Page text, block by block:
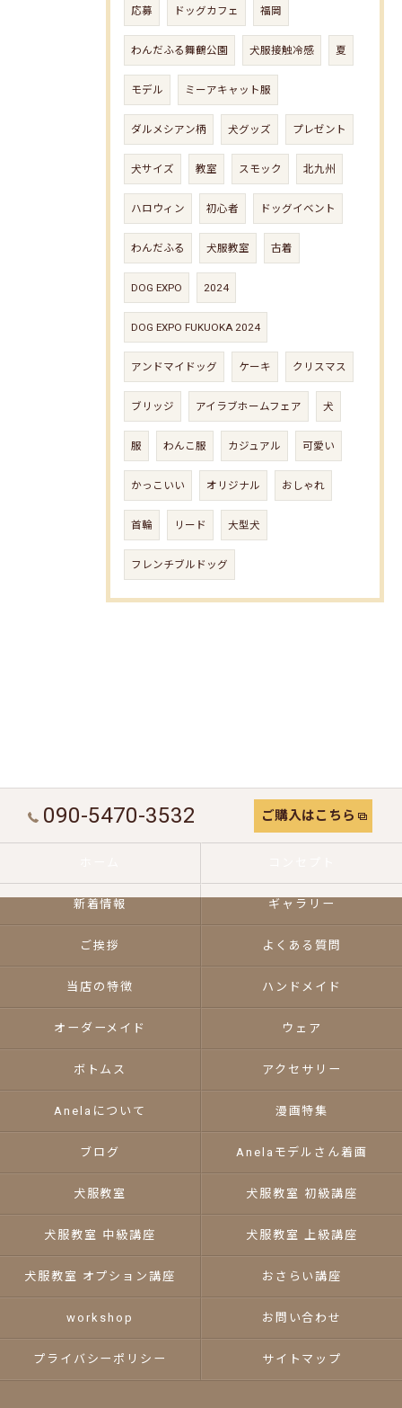
応募 ドッグカフェ 福岡
わんだふる舞鶴公園 犬服接触冷感 夏
モデル ミーアキャット服
ダルメシアン柄 犬グッズ プレゼント
犬サイズ 教室 スモック 北九州
ハロウィン 初心者 ドッグイベント
わんだふる 犬服教室 古着
DOG EXPO 2024
DOG EXPO FUKUOKA 2024
アンドマイドッグ ケーキ クリスマス
ブリッジ アイラブホームフェア 犬
服 わんこ服 カジュアル 可愛い
かっこいい オリジナル おしゃれ
首輪 リード 大型犬
フレンチブルドッグ
090-5470-3532 ご購入はこちら
新着情報 ギャラリー
ご挨拶 よくある質問
当店の特徴 ハンドメイド
オーダーメイド ウェア
ボトムス アクセサリー
Anelaについて 漫画特集
ブログ Anelaモデルさん着画
犬服教室 犬服教室 初級講座
犬服教室 中級講座 犬服教室 上級講座
犬服教室 オプション講座 おさらい講座
workshop お問い合わせ
プライバシーポリシー サイトマップ